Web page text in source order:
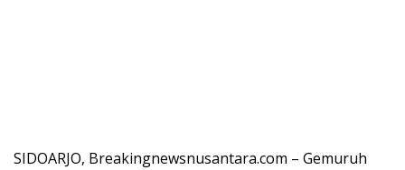
SIDOARJO, Breakingnewsnusantara.com – Gemuruh